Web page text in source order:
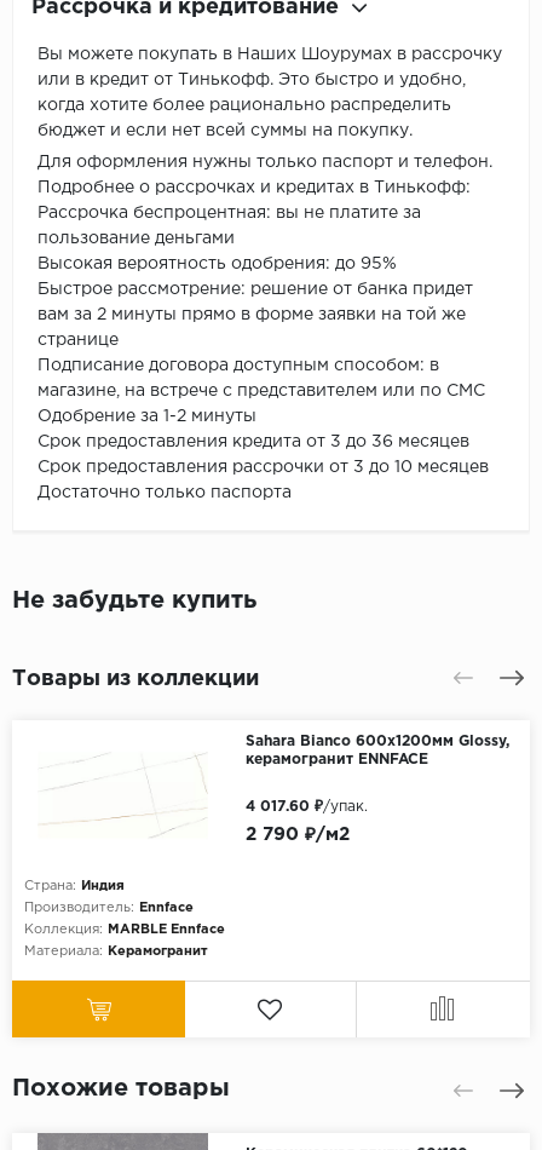
Рассрочка и кредитование
Вы можете покупать в Наших Шоурумах в рассрочку
или в кредит от Тинькофф. Это быстро и удобно,
когда хотите более рационально распределить
бюджет и если нет всей суммы на покупку.
Для оформления нужны только паспорт и телефон.
Подробнее о рассрочках и кредитах в Тинькофф:
Рассрочка беспроцентная: вы не платите за
пользование деньгами
Высокая вероятность одобрения: до 95%
Быстрое рассмотрение: решение от банка придет
вам за 2 минуты прямо в форме заявки на той же
странице
Подписание договора доступным способом: в
магазине, на встрече с представителем или по СМС
Одобрение за 1-2 минуты
Срок предоставления кредита от 3 до 36 месяцев
Срок предоставления рассрочки от 3 до 10 месяцев
Достаточно только паспорта
Не забудьте купить
Товары из коллекции
Sahara Bianco 600х1200мм Glossy,
керамогранит ENNFACE
Страна:
Индия
Производитель:
Ennface
Коллекция:
MARBLE Ennface
Материала:
Керамогранит
2 790 ₽/м2
4 017.60 ₽/упак.
Похожие товары